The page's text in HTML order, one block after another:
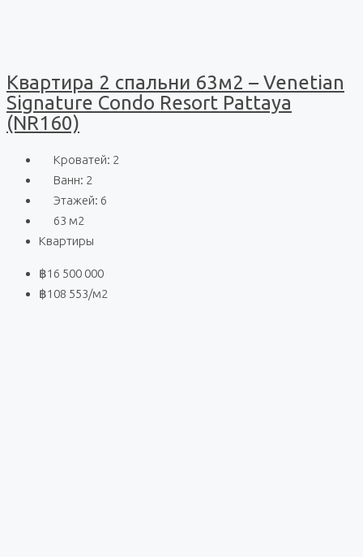
Квартира 2 спальни 63м2 – Venetian
Signature Condo Resort Pattaya
(NR160)
Кроватей: 2
Ванн: 2
Этажей: 6
63 м2
Квартиры
฿16 500 000
฿108 553/м2